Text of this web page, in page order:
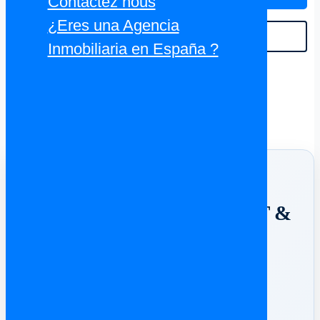
VOIR TOUT
⚖️ ESPAGNE SUPPORT &
¿Eres una Agencia
Inmobiliaria en España ?